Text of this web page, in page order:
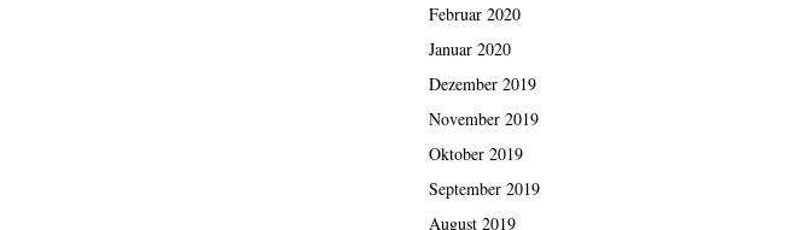
Februar 2020
Januar 2020
Dezember 2019
November 2019
Oktober 2019
September 2019
August 2019